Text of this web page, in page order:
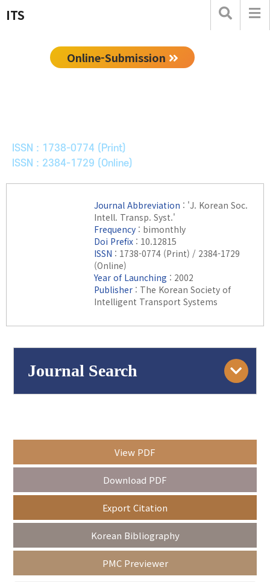
ITS
Online-Submission
ISSN : 1738-0774 (Print)
ISSN : 2384-1729 (Online)
Journal Abbreviation : 'J. Korean Soc.
Intell. Transp. Syst.'
Frequency : bimonthly
Doi Prefix : 10.12815
ISSN : 1738-0774 (Print) / 2384-1729
(Online)
Year of Launching : 2002
Publisher : The Korean Society of
Intelligent Transport Systems
Journal Search
Year(s) :
to
View PDF
Download PDF
Export Citation
Korean Bibliography
PMC Previewer